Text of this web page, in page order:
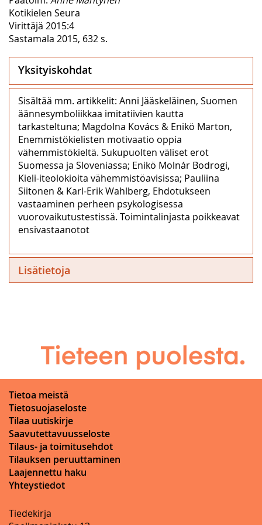
Kotikielen Seura
Virittäjä 2015:4
Sastamala 2015, 632 s.
Yksityiskohdat
Sisältää mm. artikkelit: Anni Jääskeläinen, Suomen
äännesymboliikkaa imitatiivien kautta
tarkasteltuna; Magdolna Kovács & Enikö Marton,
Enemmistökielisten motivaatio oppia
vähemmistökieltä. Sukupuolten väliset erot
Suomessa ja Sloveniassa; Enikö Molnár Bodrogi,
Kieli-iteolokioita vähemmistöavisissa; Pauliina
Siitonen & Karl-Erik Wahlberg, Ehdotukseen
vastaaminen perheen psykologisessa
vuorovaikutustestissä. Toimintalinjasta poikkeavat
ensivastaanotot
Lisätietoja
Tietoa meistä
Tietosuojaseloste
Tilaa uutiskirje
Saavutettavuusseloste
Tilaus- ja toimitusehdot
Tilauksen peruuttaminen
Laajennettu haku
Yhteystiedot
Tiedekirja